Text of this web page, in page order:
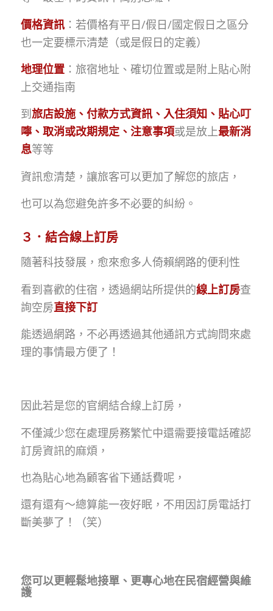
價格資訊：若價格有平日/假日/國定假日之區分
也一定要標示清楚（或是假日的定義）
地理位置：旅宿地址、確切位置或是附上貼心附
上交通指南
到旅店設施、付款方式資訊、入住須知、貼心叮
嚀、取消或改期規定、注意事項或是放上最新消
息等等
資訊愈清楚，讓旅客可以更加了解您的旅店，
也可以為您避免許多不必要的糾紛。
３．結合線上訂房
隨著科技發展，愈來愈多人倚賴網路的便利性
看到喜歡的住宿，透過網站所提供的線上訂房查
詢空房直接下訂
能透過網路，不必再透過其他通訊方式詢問來處
理的事情最方便了！
因此若是您的官網結合線上訂房，
不僅減少您在處理房務繁忙中還需要接電話確認
訂房資訊的麻煩，
也為貼心地為顧客省下通話費呢，
還有還有～總算能一夜好眠，不用因訂房電話打
斷美夢了！（笑）
您可以更輕鬆地接單、更專心地在民宿經營與維
護